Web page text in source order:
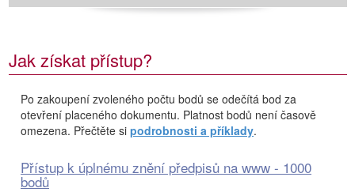
Jak získat přístup?
Po zakoupení zvoleného počtu bodů se odečítá bod za
otevření placeného dokumentu. Platnost bodů není časově
omezena. Přečtěte si podrobnosti a příklady.
Přístup k úplnému znění předpisů na www - 1000
bodů